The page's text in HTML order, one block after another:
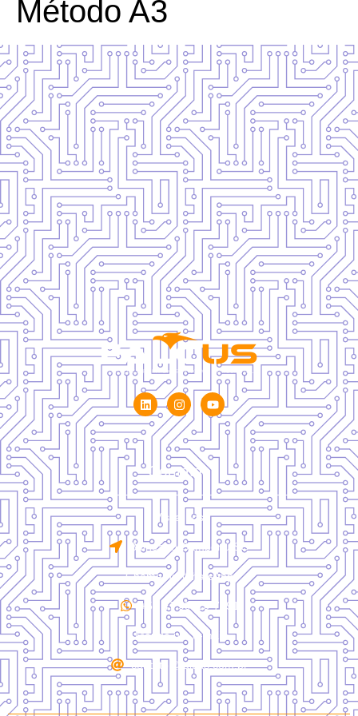
Método A3
Contatos
Visite-nos
Balneário Camboriú/SC
Chame no WhatsApp
+55 47 99113-7591
Mande um e-mail
contato@falcus.com.br